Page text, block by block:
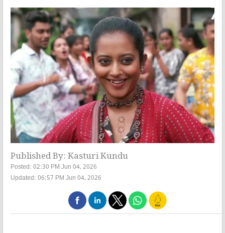
Published By: Kasturi Kundu
Posted: 02:30 PM Jun 04, 2026
Updated: 06:57 PM Jun 04, 2026